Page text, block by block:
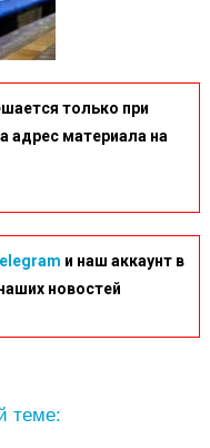
только при
адрес материала на
и наш аккаунт в
новостей
теме: